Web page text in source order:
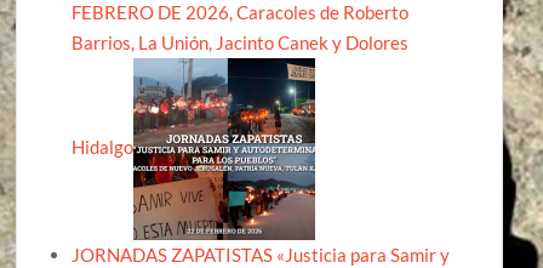
FEBRERO DE 2026, Caracoles de Roberto
Barrios, La Unión, Jacinto Canek y Dolores
Hidalgo
JORNADAS ZAPATISTAS «Justicia para Samir y